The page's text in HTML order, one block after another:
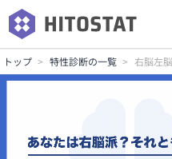
トップ 特性診断の一覧 右脳左